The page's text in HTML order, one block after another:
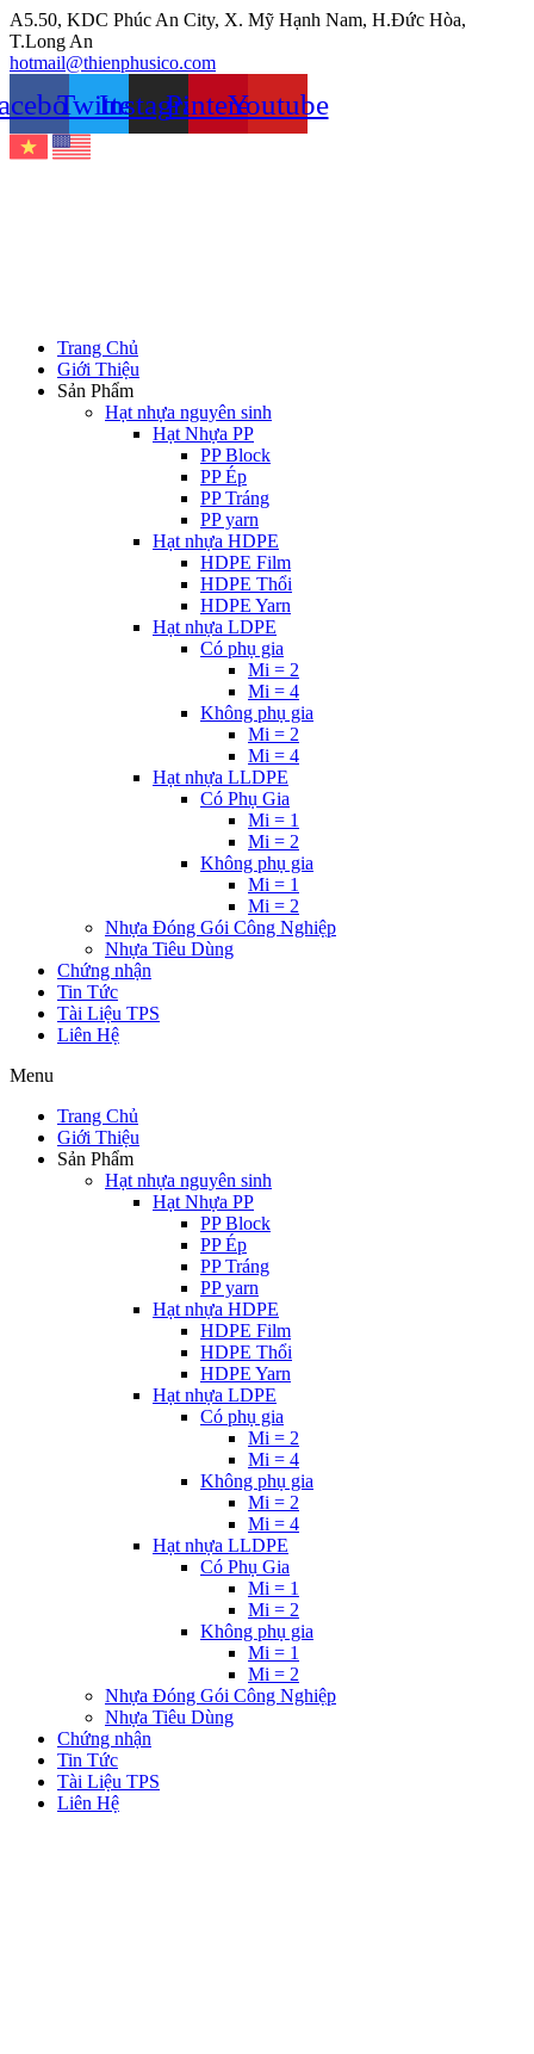
Chuyển
đến
nội
A5.50, KDC Phúc An City, X. Mỹ Hạnh Nam, H.Đức Hòa,
T.Long An
hotmail@thienphusico.com
TwitterInstagramPinterestYoutube
Trang Chủ
Giới Thiệu
Sản Phẩm
Hạt nhựa nguyên sinh
Hạt Nhựa PP
PP Block
PP Ép
PP Tráng
PP yarn
Hạt nhựa HDPE
HDPE Film
HDPE Thổi
HDPE Yarn
Hạt nhựa LDPE
Có phụ gia
Mi = 2
Mi = 4
Không phụ gia
Mi = 2
Mi = 4
Hạt nhựa LLDPE
Có Phụ Gia
Mi = 1
Mi = 2
Không phụ gia
Mi = 1
Mi = 2
Nhựa Đóng Gói Công Nghiệp
Nhựa Tiêu Dùng
Chứng nhận
Tin Tức
Tài Liệu TPS
Liên Hệ
Menu
Trang Chủ
Giới Thiệu
Sản Phẩm
Hạt nhựa nguyên sinh
Hạt Nhựa PP
PP Block
PP Ép
PP Tráng
PP yarn
Hạt nhựa HDPE
HDPE Film
HDPE Thổi
HDPE Yarn
Hạt nhựa LDPE
Có phụ gia
Mi = 2
Mi = 4
Không phụ gia
Mi = 2
Mi = 4
Hạt nhựa LLDPE
Có Phụ Gia
Mi = 1
Mi = 2
Không phụ gia
Mi = 1
Mi = 2
Nhựa Đóng Gói Công Nghiệp
Nhựa Tiêu Dùng
Chứng nhận
Tin Tức
Tài Liệu TPS
Liên Hệ